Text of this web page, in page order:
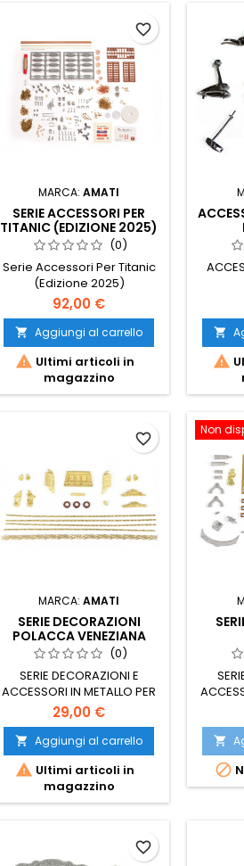
MARCA:AMATI
SERIE ACCESSORI PER
TITANIC (EDIZIONE 2025)
(0)
Serie Accessori Per Titanic
(Edizione 2025)
92,00 €
 Aggiungi al carrello
 Ultimi articoli in
magazzino
favorite_border


MARCA:AMATI
SERIE DECORAZIONI
POLACCA VENEZIANA
(0)
SERIE DECORAZIONI E
ACCESSORI IN METALLO PER
POLACCA
29,00 €
 Aggiungi al carrello
 Ultimi articoli in
magazzino
favorite_border
Non


favorite_border